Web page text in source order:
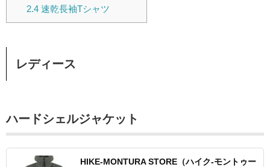
2.4速乾長袖Tシャツ
レディース
ハードシェルジャケット
HIKE-MONTURA STORE（ハイク-モントゥー